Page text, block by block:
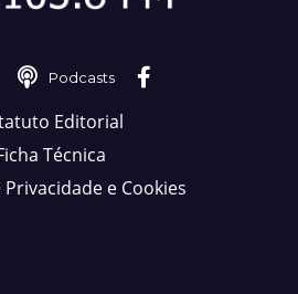
Podcasts
Editorial
Técnica
e Cookies